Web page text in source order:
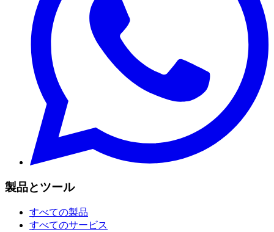
製品とツール
すべての製品
すべてのサービス